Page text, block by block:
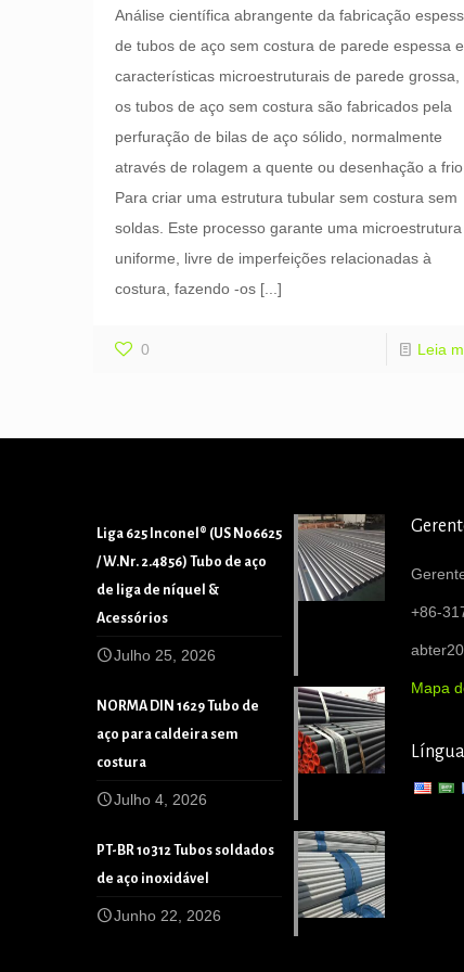
Análise científica abrangente da fabricação
de tubos de aço sem costura de parede espessa e
características microestruturais de parede grossa,
os tubos de aço sem costura são fabricados pela
perfuração de bilas de aço sólido, normalmente
através de rolagem a quente ou desenhação a frio,
Para criar uma estrutura tubular sem costura sem
soldas. Este processo garante uma microestrutura
uniforme, livre de imperfeições relacionadas à
costura, fazendo -os[...]
0 Leia
Liga 625 Inconel® (US N06625
/ W.Nr. 2.4856) Tubo de aço
de liga de níquel &
Acessórios
Julho 25, 2026
NORMA DIN 1629 Tubo de
aço para caldeira sem
costura
Julho 4, 2026
PT-BR 10312 Tubos soldados
de aço inoxidável
Junho 22, 2026
+86-
Mapa
Língua